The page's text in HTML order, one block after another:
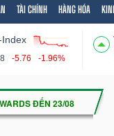
TÀI CHÍNH HÀNG HÓA
Index
-5.76 -1.96%
khoán